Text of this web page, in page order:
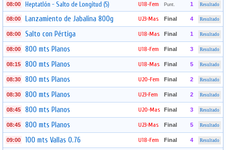
08:00 Heptatlón - Salto de Longitud (5) U18-Fem Punt. 1 Resultado
08:00 Lanzamiento de Jabalina 800g U23-Mas Final 4 Resultado
08:00 Salto con Pértiga U18-Mas Final 1 Resultado
08:00 800 mts Planos U18-Fem Final 3 Resultado
08:15 800 mts Planos U18-Mas Final 5 Resultado
08:30 800 mts Planos U20-Fem Final 2 Resultado
08:30 800 mts Planos U23-Fem Final 2 Resultado
08:45 800 mts Planos U20-Mas Final 3 Resultado
08:45 800 mts Planos U23-Mas Final 5 Resultado
09:00 100 mts Vallas 0.76 U18-Fem Final 4 Resultado